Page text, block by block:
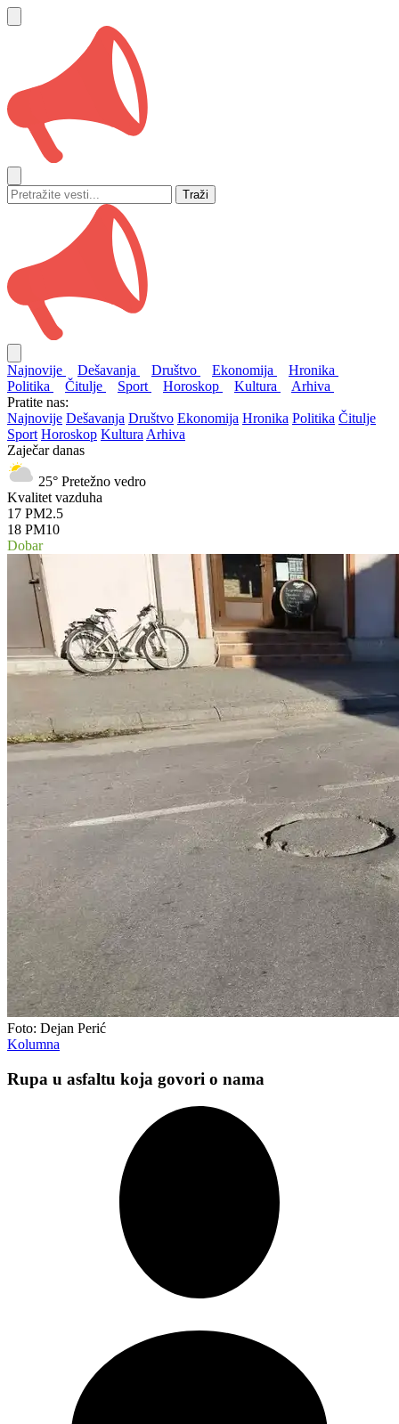
Traži
Najnovije Dešavanja Društvo Ekonomija
Hronika
Politika
Čitulje Sport Horoskop Kultura
Arhiva
Pratite nas:
Najnovije Dešavanja Društvo Ekonomija Hronika Politika Čitulje
Sport Horoskop Kultura Arhiva
Zaječar danas
25° Pretežno vedro
Kvalitet vazduha
17 PM2.5
18 PM10
Dobar
Foto: Dejan Perić
Kolumna
Rupa u asfaltu koja govori o nama